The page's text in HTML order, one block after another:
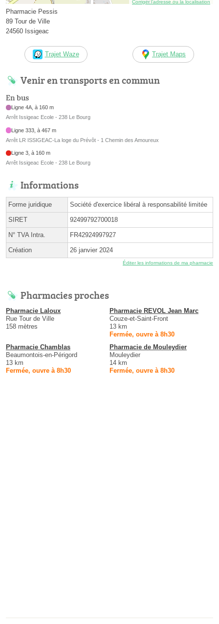
Corriger l’adresse ou la localisation
Pharmacie Pessis
89 Tour de Ville
24560 Issigeac
Trajet Waze Trajet Maps
Venir en transports en commun
En bus
Ligne 4A, à 160 m
Arrêt Issigeac Ecole - 238 Le Bourg
Ligne 333, à 467 m
Arrêt LR ISSIGEAC-La loge du Prévôt - 1 Chemin des Amoureux
Ligne 3, à 160 m
Arrêt Issigeac Ecole - 238 Le Bourg
Informations
Forme juridique Société d'exercice libéral à responsabilité limitée
SIRET 92499792700018
N° TVA Intra. FR42924997927
Création 26 janvier 2024
Éditer les informations de ma pharmacie
Pharmacies proches
Pharmacie Laloux
Rue Tour de Ville
158 mètres
Pharmacie REVOL Jean Marc
Couze-et-Saint-Front
13 km
Fermée, ouvre à 8h30
Pharmacie Chamblas
Beaumontois-en-Périgord
13 km
Fermée, ouvre à 8h30
Pharmacie de Mouleydier
Mouleydier
14 km
Fermée, ouvre à 8h30